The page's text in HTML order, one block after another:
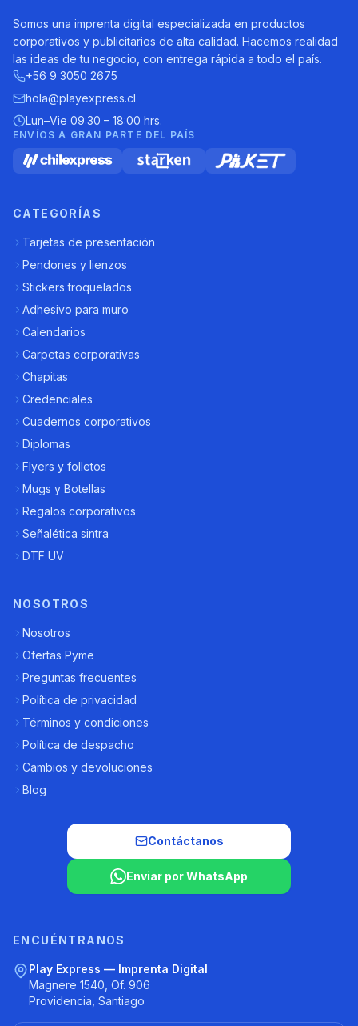
Somos una imprenta digital especializada en productos
corporativos y publicitarios de alta calidad. Hacemos realidad
las ideas de tu negocio, con entrega rápida a todo el país.
+56 9 3050 2675
hola@playexpress.cl
Lun–Vie 09:30 – 18:00 hrs.
ENVÍOS A GRAN PARTE DEL PAÍS
CATEGORÍAS
Tarjetas de presentación
Pendones y lienzos
Stickers troquelados
Adhesivo para muro
Calendarios
Carpetas corporativas
Chapitas
Credenciales
Cuadernos corporativos
Diplomas
Flyers y folletos
Mugs y Botellas
Regalos corporativos
Señalética sintra
DTF UV
NOSOTROS
Nosotros
Ofertas Pyme
Preguntas frecuentes
Política de privacidad
Términos y condiciones
Política de despacho
Cambios y devoluciones
Blog
Contáctanos
Enviar por WhatsApp
ENCUÉNTRANOS
Play Express — Imprenta Digital
Magnere 1540, Of. 906
Providencia, Santiago